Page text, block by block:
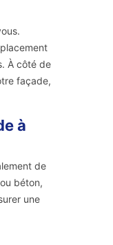
À côté de
façade,
à
de
béton,
une